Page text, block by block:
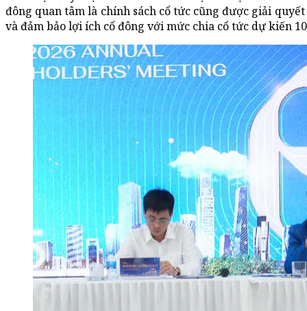
đông quan tâm là chính sách cổ tức cũng được giải
và đảm bảo lợi ích cổ đông với mức chia cổ tức dự kiến